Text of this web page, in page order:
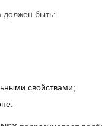
должен быть:
свойствами;